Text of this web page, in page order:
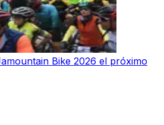
Bike 2026 el próximo